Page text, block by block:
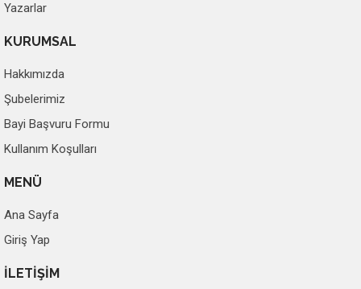
Yazarlar
KURUMSAL
Hakkımızda
Şubelerimiz
Bayi Başvuru Formu
Kullanım Koşulları
MENÜ
Ana Sayfa
Giriş Yap
İLETİŞİM